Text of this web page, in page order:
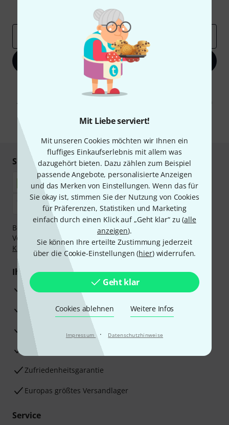
Mit Liebe serviert!
Mit unseren Cookies möchten wir Ihnen ein
fluffiges Einkaufserlebnis mit allem was
dazugehört bieten. Dazu zählen zum Beispiel
passende Angebote, personalisierte Anzeigen
und das Merken von Einstellungen. Wenn das für
Sie okay ist, stimmen Sie der Nutzung von Cookies
für Präferenzen, Statistiken und Marketing
einfach durch einen Klick auf „Geht klar“ zu (alle
anzeigen).
Sie können Ihre erteilte Zustimmung jederzeit
über die Cookie-Einstellungen (hier) widerrufen.
Geht klar
Cookies ablehnen Weitere Infos
Impressum · Datenschutzhinweise
Inspirierende Beiträge
Deals
Jetzt anmelden
Mit Klick auf „Jetzt anmelden“ stimmen Sie dem Erhalt von E-Mail-
Werbung und einer Messung des E-Mail-Nutzungsverhaltens zu. Die
Abmeldung ist jederzeit möglich. Weitere Informationen finden Sie in
* Pflichtfeld
Sicher einkaufen & bezahlen
Bezahlen Sie vertraulich und sicher per Nachnahme,
Vorkasse, PayPal, Amazon Pay,Klarna Sofort bezahlen
Klarna Ratenzahlung oder Kreditkarte.
Ihre Vorteile
3 Jahre Thomann Garantie
30 Tage Money-Back-Garantie
Beratung durch Fachexperten
Zufriedenheitsgarantie
Europas größtes Versandlager
Service